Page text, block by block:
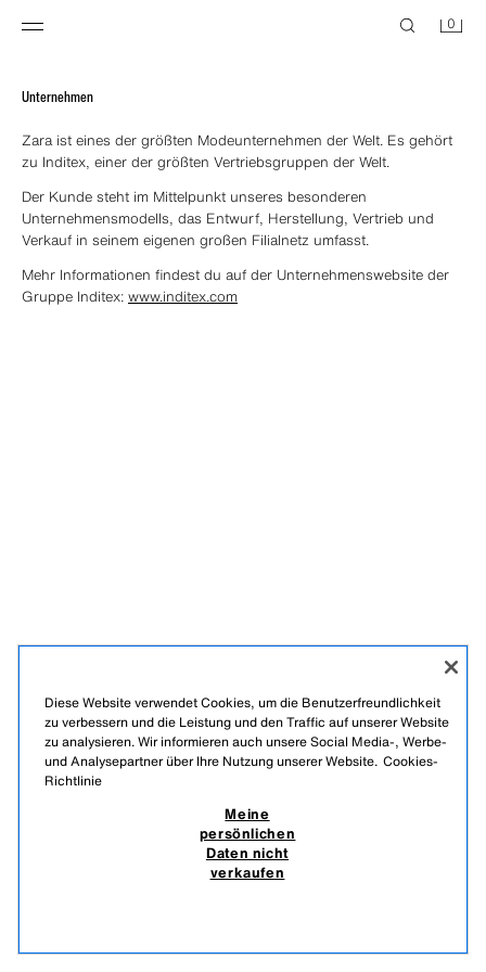
0
Unternehmen
Zara ist eines der größten Modeunternehmen der Welt. Es gehört
zu Inditex, einer der größten Vertriebsgruppen der Welt.
Der Kunde steht im Mittelpunkt unseres besonderen
Unternehmensmodells, das Entwurf, Herstellung, Vertrieb und
Verkauf in seinem eigenen großen Filialnetz umfasst.
Mehr Informationen findest du auf der Unternehmenswebsite der
Gruppe Inditex: www.inditex.com
MEINE PERSÖNLICHEN DATEN NICHT VERKAUFEN
DATENSCHUTZ-MANAGEMENT
+ INFO /
DEUTSCH ENGLISH
Diese Website verwendet Cookies, um die Benutzerfreundlichkeit
zu verbessern und die Leistung und den Traffic auf unserer Website
zu analysieren. Wir informieren auch unsere Social Media-, Werbe-
und Analysepartner über Ihre Nutzung unserer Website. Cookies-
Richtlinie
Meine
persönlichen
Daten nicht
verkaufen